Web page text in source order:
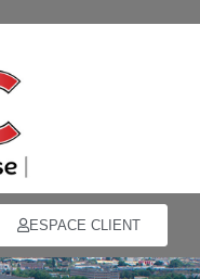
ESPACE CLIENT